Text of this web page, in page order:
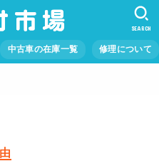
中古車の在庫一覧 修理について
SEARCH